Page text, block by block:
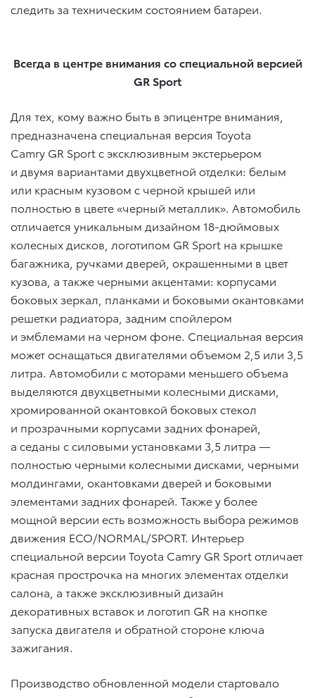
следить за техническим состоянием батареи.
Всегда в центре внимания со специальной версией
GR Sport
Для тех, кому важно быть в эпицентре внимания,
предназначена специальная версия Toyota
Camry GR Sport c эксклюзивным экстерьером
и двумя вариантами двухцветной отделки: белым
или красным кузовом с черной крышей или
полностью в цвете «черный металлик». Автомобиль
отличается уникальным дизайном 18-дюймовых
колесных дисков, логотипом GR Sport на крышке
багажника, ручками дверей, окрашенными в цвет
кузова, а также черными акцентами: корпусами
боковых зеркал, планками и боковыми окантовками
решетки радиатора, задним спойлером
и эмблемами на черном фоне. Специальная версия
может оснащаться двигателями объемом 2,5 или 3,5
литра. Автомобили с моторами меньшего объема
выделяются двухцветными колесными дисками,
хромированной окантовкой боковых стекол
и прозрачными корпусами задних фонарей,
а седаны с силовыми установками 3,5 литра —
полностью черными колесными дисками, черными
молдингами, окантовками дверей и боковыми
элементами задних фонарей. Также у более
мощной версии есть возможность выбора режимов
движения ECO/NORMAL/SPORT. Интерьер
специальной версии Toyota Camry GR Sport отличает
красная прострочка на многих элементах отделки
салона, а также эксклюзивный дизайн
декоративных вставок и логотип GR на кнопке
запуска двигателя и обратной стороне ключа
зажигания.
Производство обновленной модели стартовало